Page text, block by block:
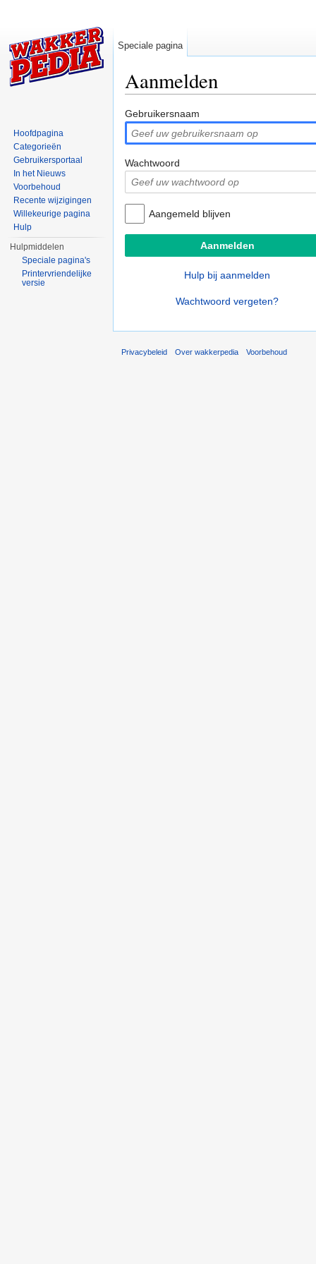
Aanmelden
Gebruikersnaam
Wachtwoord
Aangemeld blijven
Hulp bij aanmelden
Wachtwoord vergeten?
Speciale pagina
Hoofdpagina
Categorieën
Gebruikersportaal
In het Nieuws
Voorbehoud
Recente wijzigingen
Willekeurige pagina
Hulp
Hulpmiddelen
Speciale pagina's
Printervriendelijke
versie
Privacybeleid Over wakkerpedia Voorbehoud